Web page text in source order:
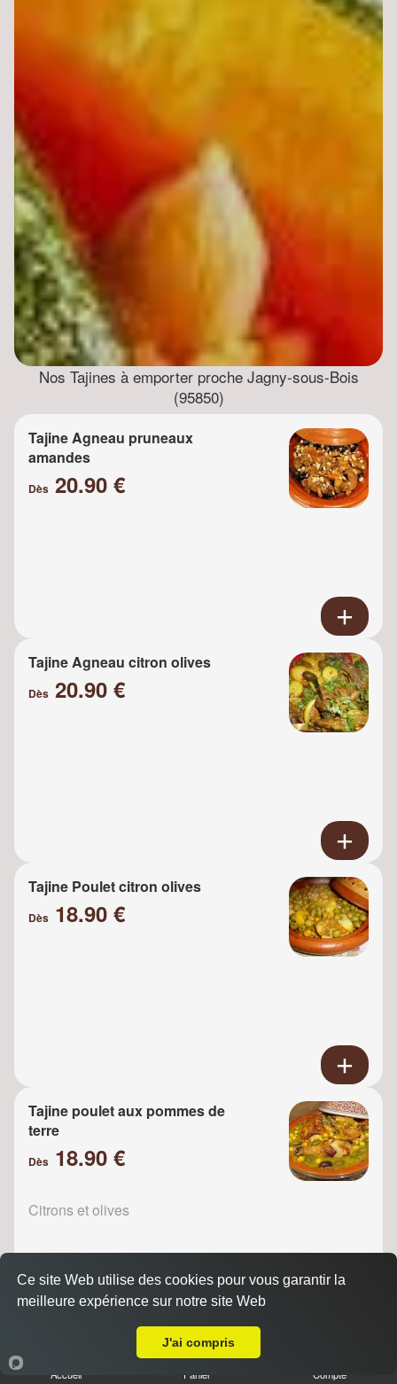
Nos Tajines à emporter proche Jagny-sous-Bois
(95850)
Tajine Agneau pruneaux
amandes
Dès 20.90 €
Tajine Agneau citron olives
Dès 20.90 €
Tajine Poulet citron olives
Dès 18.90 €
Tajine poulet aux pommes de
terre
Dès 18.90 €
Citrons et olives
Tajine Poulet raisins
Accueil Panier Compte
Ce site Web utilise des cookies pour vous garantir la
meilleure expérience sur notre site Web
J'ai compris